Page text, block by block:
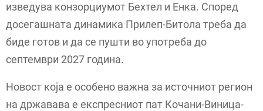
изведува конзорциумот Бехтел и Енка. Според
досегашната динамика Прилеп-Битола треба да
биде готов и да се пушти во употреба до
септември 2027 година.
Новост која е особено важна за источниот регион
на државава е експресниот пат Кочани-Виница-